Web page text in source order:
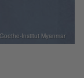
Institut Myanmar